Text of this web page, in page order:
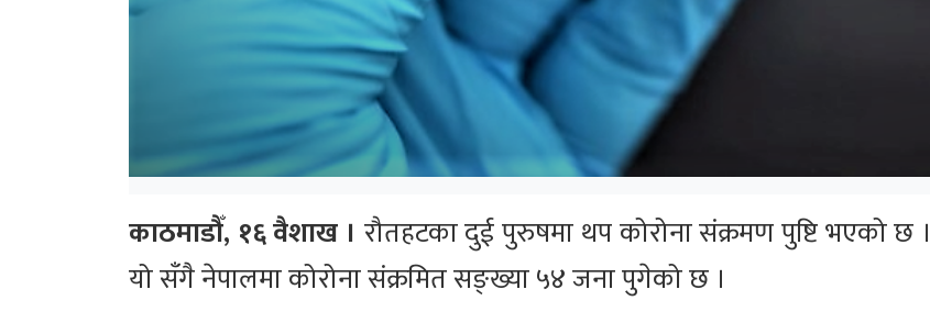
काठमाडौँ, १६ वैशाख । रौतहटका दुई पुरुषमा थप कोरोना संक्रमण पुष्टि भएको छ ।
यो सँगै नेपालमा कोरोना संक्रमित सङ्ख्या ५४ जना पुगेको छ ।